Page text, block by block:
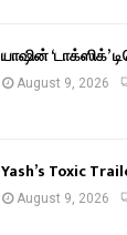
யாஷின் ‘டாக்ஸிக்’
August 9, 2026
Yash’s Toxic
August 9, 2026